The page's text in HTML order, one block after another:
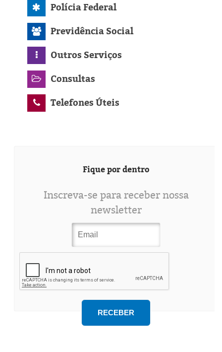
Polícia Federal
Previdência Social
Outros Serviços
Consultas
Telefones Úteis
Fique por dentro
Inscreva-se para receber nossa
newsletter